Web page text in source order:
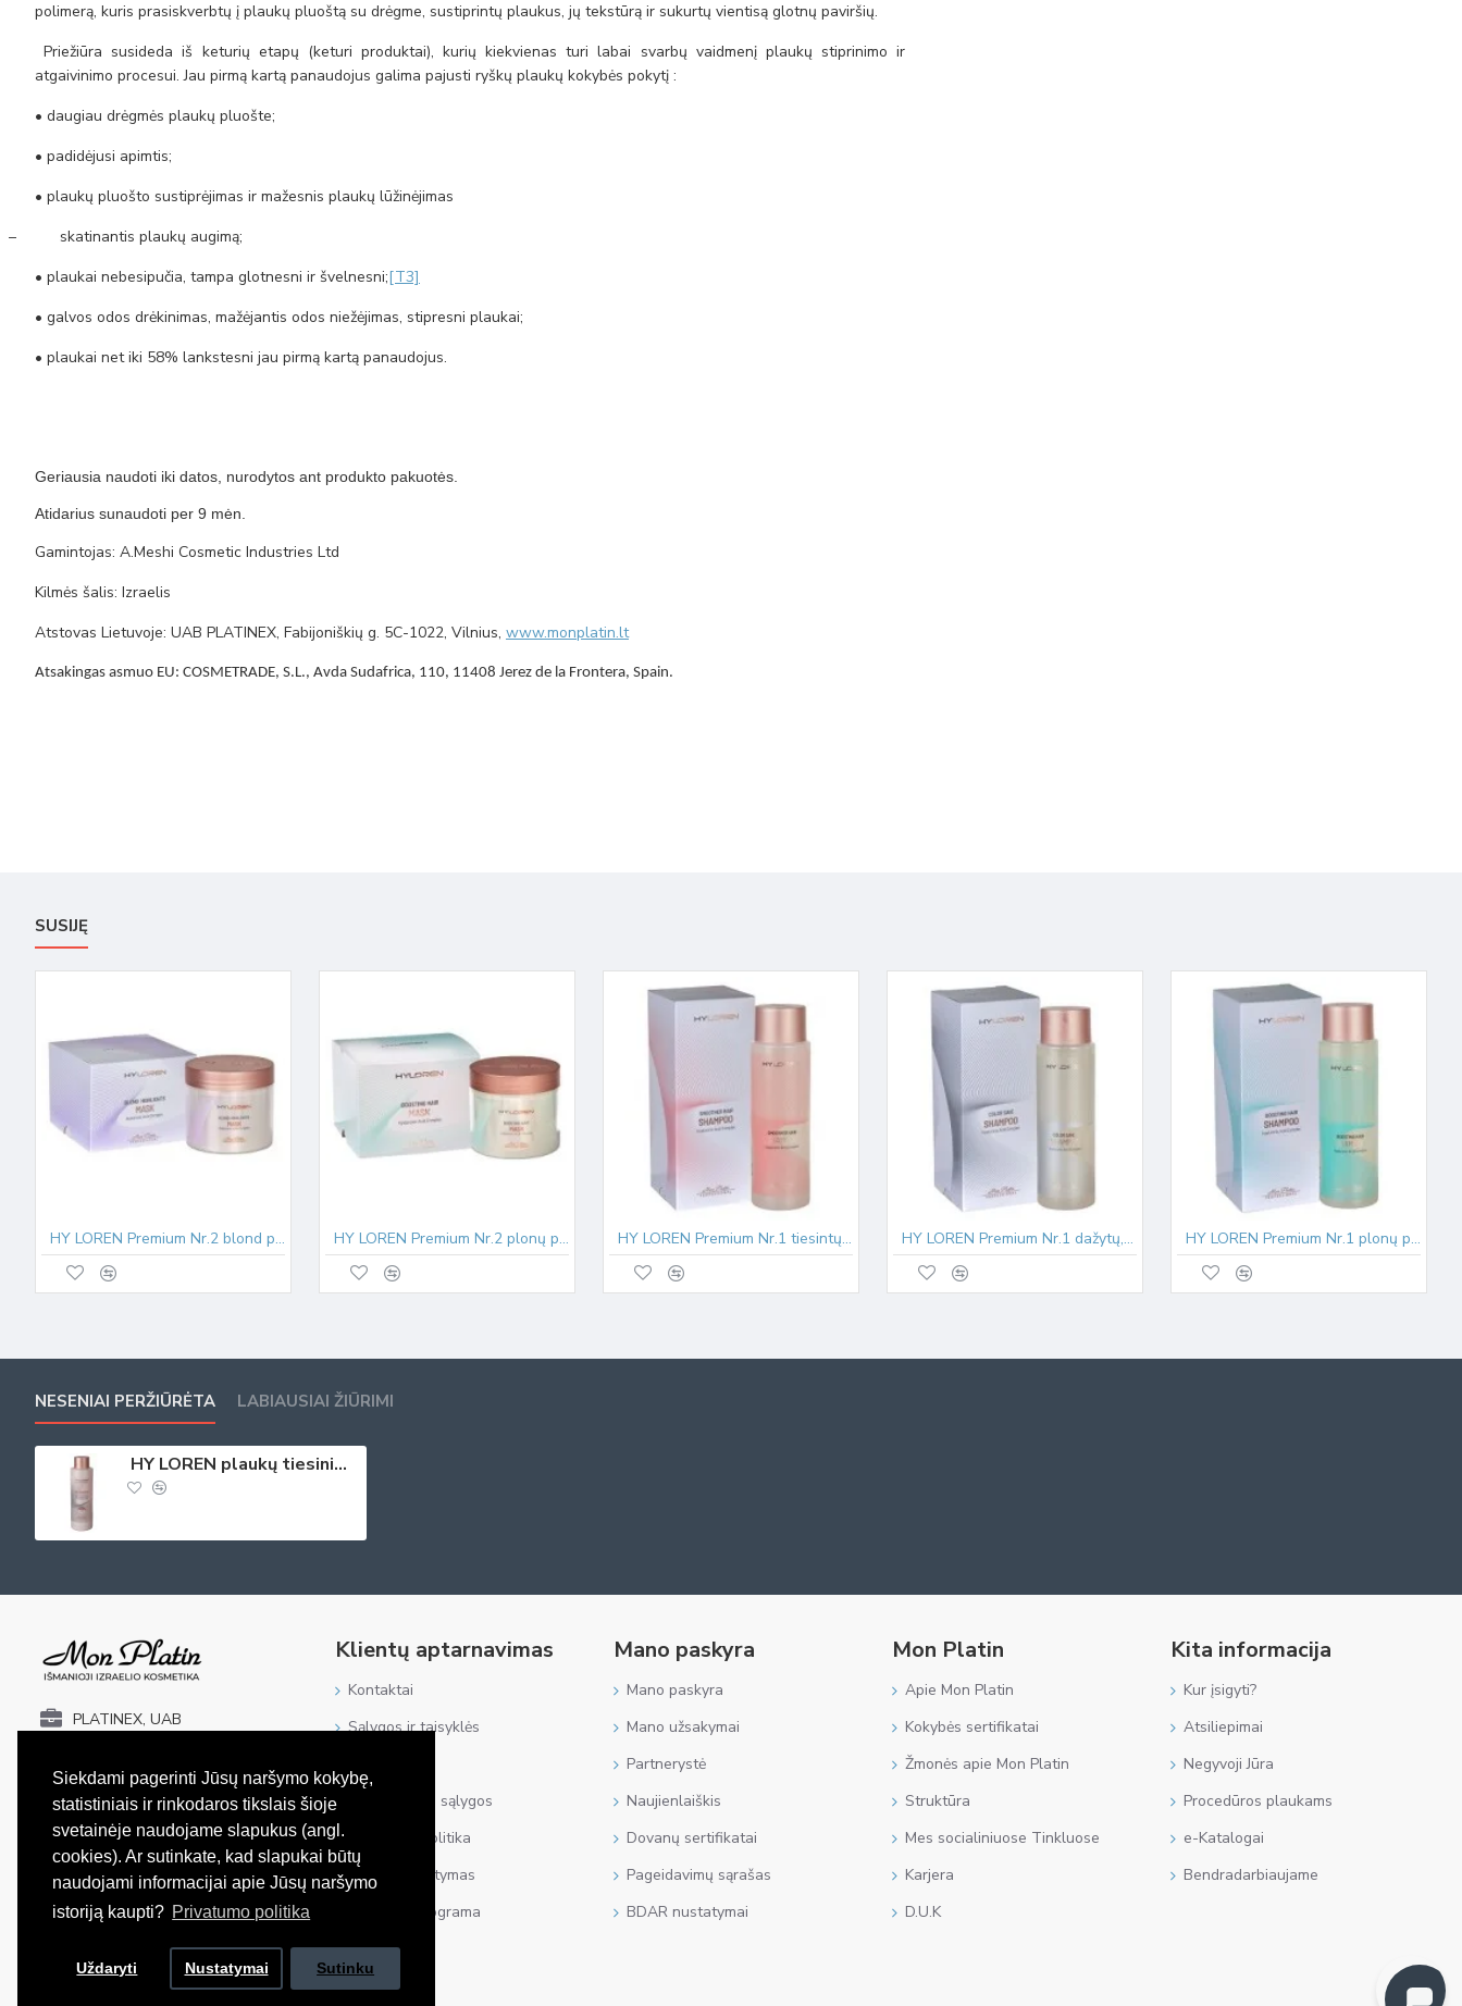
Siekdami pagerinti Jūsų naršymo kokybę,
statistiniais ir rinkodaros tikslais šioje
svetainėje naudojame slapukus (angl.
cookies). Ar sutinkate, kad slapukai būtų
naudojami informacijai apie Jūsų naršymo
istoriją kaupti? Privatumo politika
Uždaryti Nustatymai Sutinku
polimerą, kuris prasiskverbtų į plaukų pluoštą su drėgme, sustiprintų plaukus, jų tekstūrą ir sukurtų vientisą glotnų paviršių.
Priežiūra susideda iš keturių etapų (keturi produktai), kurių kiekvienas turi labai svarbų vaidmenį plaukų stiprinimo ir
atgaivinimo procesui. Jau pirmą kartą panaudojus galima pajusti ryškų plaukų kokybės pokytį :
• daugiau drėgmės plaukų pluošte;
• padidėjusi apimtis;
• plaukų pluošto sustiprėjimas ir mažesnis plaukų lūžinėjimas
–
skatinantis plaukų augimą;
• plaukai nebesipučia, tampa glotnesni ir švelnesni;[T3]
• galvos odos drėkinimas, mažėjantis odos niežėjimas, stipresni plaukai;
• plaukai net iki 58% lankstesni jau pirmą kartą panaudojus.
Geriausia naudoti iki datos, nurodytos ant produkto pakuotės.
Atidarius sunaudoti per 9 mėn.
Gamintojas: A.Meshi Cosmetic Industries Ltd
Kilmės šalis: Izraelis
Atstovas Lietuvoje: UAB PLATINEX, Fabijoniškių g. 5C-1022, Vilnius, www.monplatin.lt
Atsakingas asmuo EU: COSMETRADE, S.L., Avda Sudafrica, 110, 11408 Jerez de la Frontera, Spain.
SUSIJĘ
HY LOREN Premium Nr.2 blond plaukų kaukė 500ml HY LOREN Premium Nr.2 plonų plaukų kaukė Boosting 500ml HY LOREN Premium Nr.1 tiesintų plaukų šampūnas Smoother 500ml HY LOREN Premium Nr.1 dažytų, pažeistų plaukų šampūnas Color save 500ml HY LOREN Premium Nr.1 plonų plaukų šampūnas Boosting 500ml
NESENIAI PERŽIŪRĖTA LABIAUSIAI ŽIŪRIMI
HY LOREN plaukų tiesinimo kremas dažytiems plaukams
PLATINEX, UAB
Įmonės kodas: 302531771
Fabijoniškių g. 5C-1022,
Vilnius, LT-06335
Biuro adresas
Mon Platin Lietuva
Mon Platin Lietuva
Klientų aptarnavimas
Kontaktai
Sąlygos ir taisyklės
Atsiskaitymo sąlygos
Privatumo politika
Prekių pristatymas
Lojalumo programa
Mano paskyra
Mano paskyra
Mano užsakymai
Partnerystė
Naujienlaiškis
Dovanų sertifikatai
Pageidavimų sąrašas
BDAR nustatymai
Mon Platin
Apie Mon Platin
Kokybės sertifikatai
Žmonės apie Mon Platin
Struktūra
Mes socialiniuose Tinkluose
Karjera
D.U.K
Kita informacija
Kur įsigyti?
Atsiliepimai
Negyvoji Jūra
Procedūros plaukams
e-Katalogai
Bendradarbiaujame